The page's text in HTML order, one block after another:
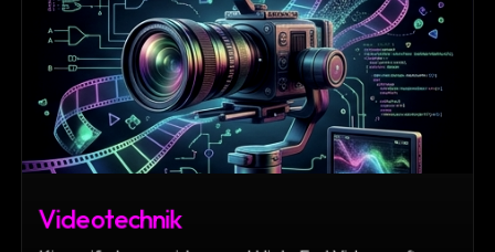
Videotechnik